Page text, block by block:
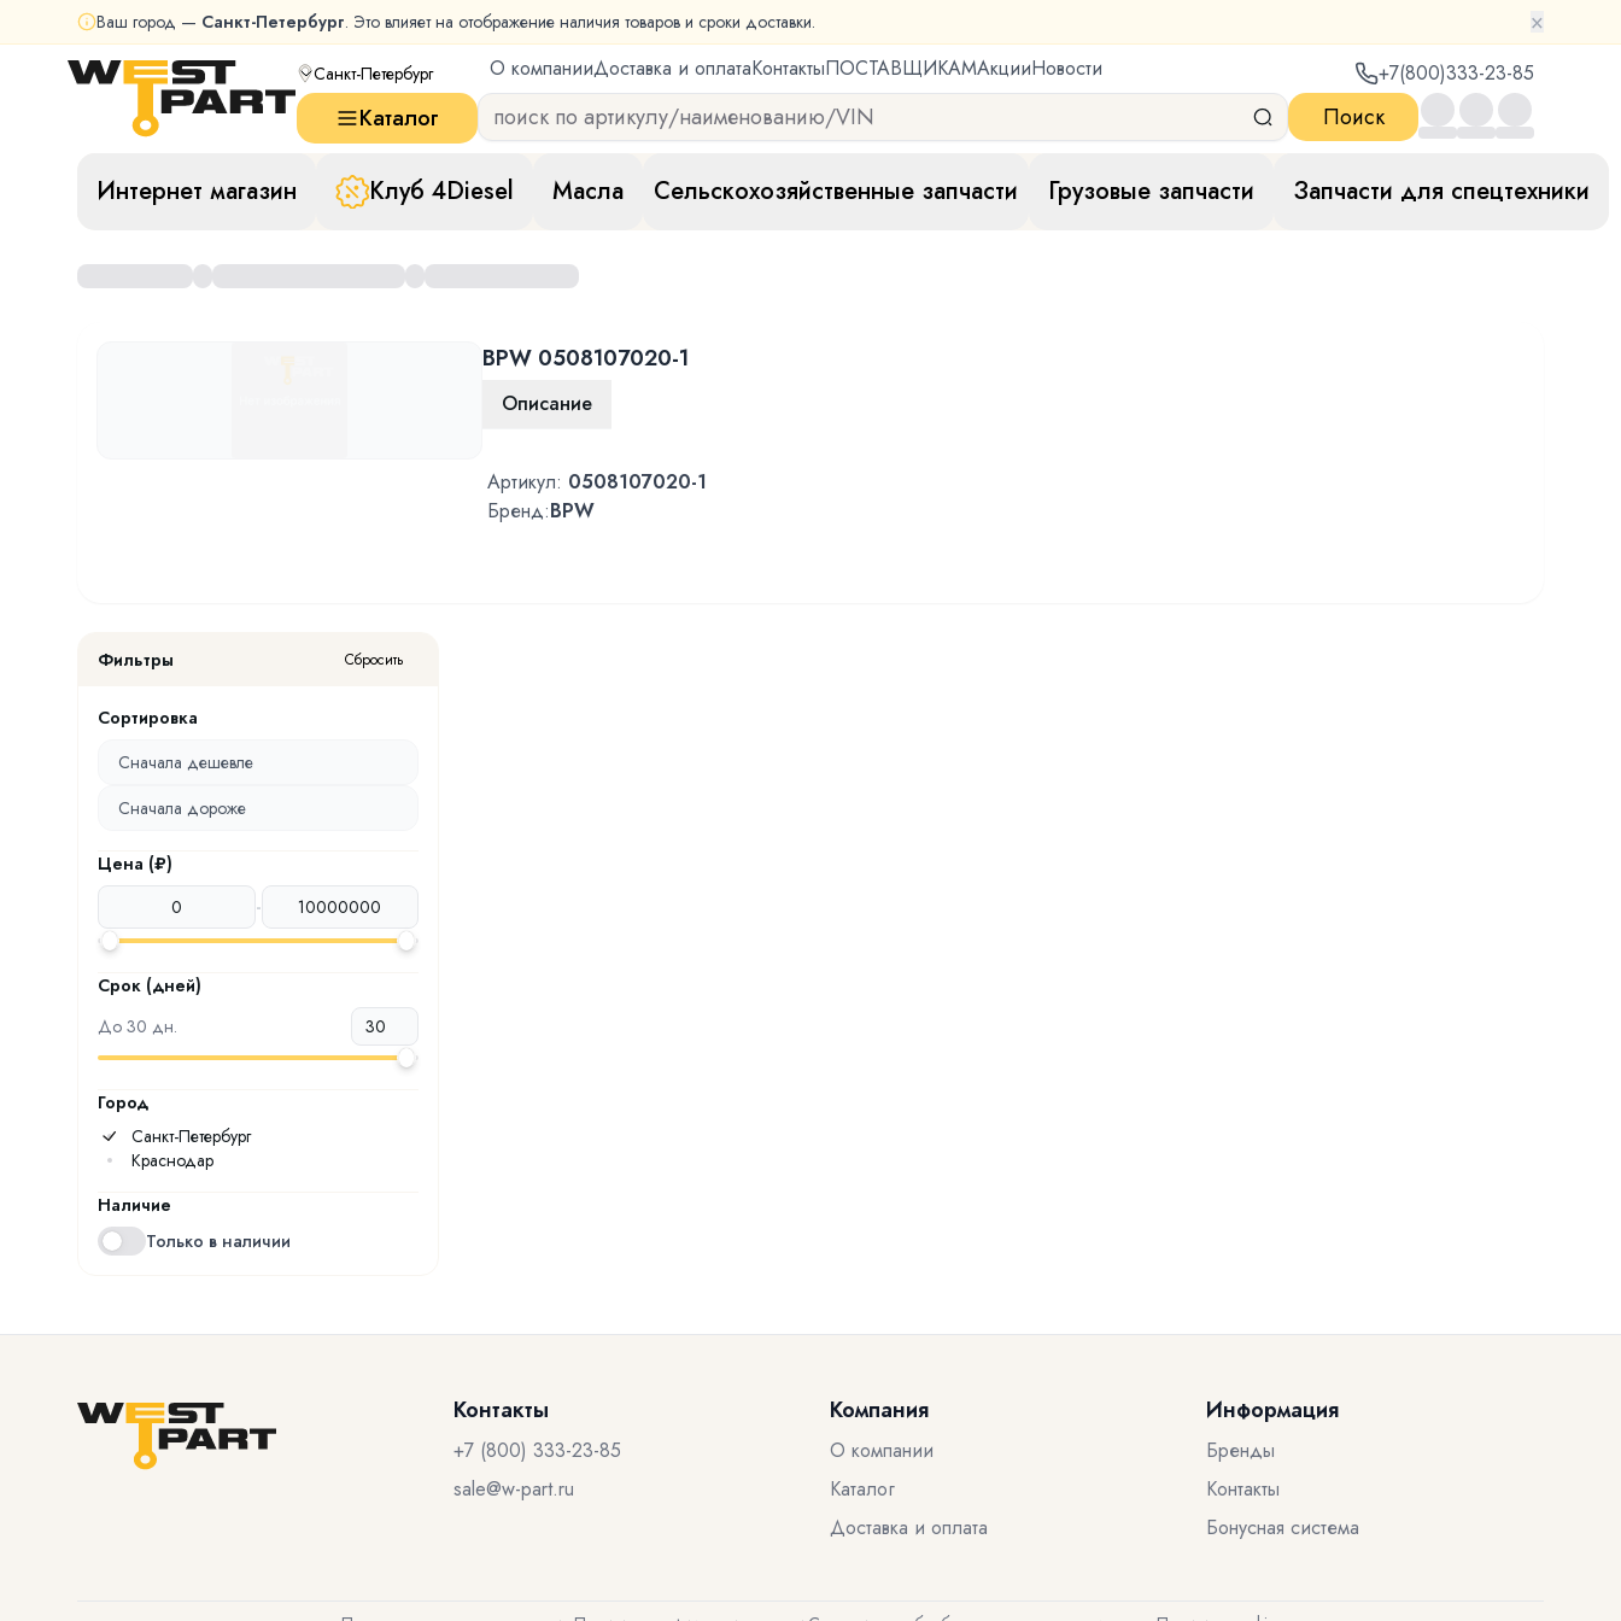
Ваш город — Санкт-Петербург. Это влияет на отображение наличия товаров и сроки доставки. ×
Санкт-Петербург О компанииДоставка и оплатаКонтактыПОСТАВЩИКАМАкцииНовости +7(800)333-23-85
Каталог Поиск
Интернет магазин Клуб 4Diesel Масла Сельскохозяйственные запчасти Грузовые запчасти Запчасти для спецтехники
BPW 0508107020-1
Описание
Артикул: 0508107020-1
Бренд:BPW
Фильтры Сбросить
Сортировка
Сначала дешевле
Сначала дороже
Цена (₽)
-
Срок (дней)
До 30 дн.
Город
Санкт-Петербург
Краснодар
Наличие
Только в наличии
Контакты
+7 (800) 333-23-85
sale@w-part.ru
Компания
О компании
Каталог
Доставка и оплата
Информация
Бренды
Контакты
Бонусная система